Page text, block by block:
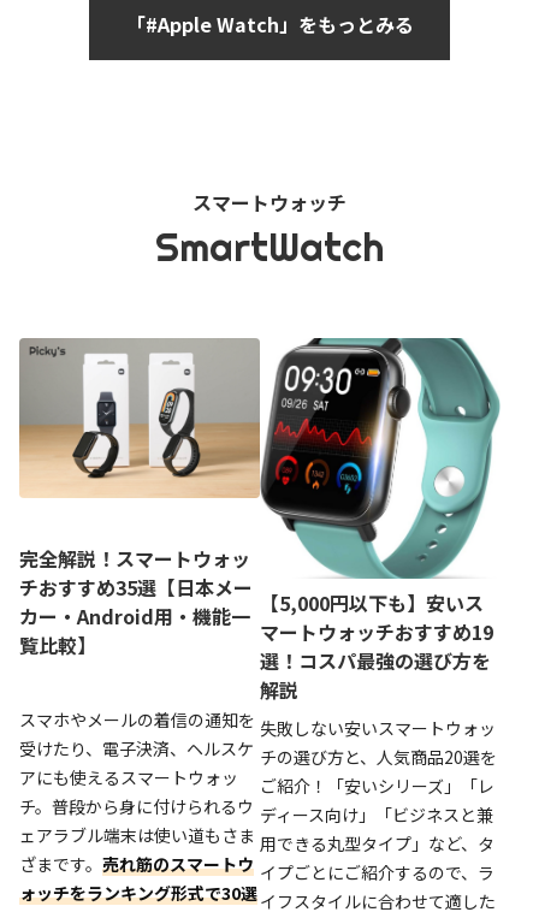
「#Apple Watch」をもっとみる
スマートウォッチ
SmartWatch
完全解説！スマートウォッ
チおすすめ35選【日本メー
カー・Android用・機能一
覧比較】
スマホやメールの着信の通知を
受けたり、電子決済、ヘルスケ
アにも使えるスマートウォッ
チ。普段から身に付けられるウ
ェアラブル端末は使い道もさま
ざまです。 売れ筋のスマートウ
ォッチをランキング形式で30選
【5,000円以下も】安いス
マートウォッチおすすめ19
選！コスパ最強の選び方を
解説
失敗しない安いスマートウォッ
チの選び方と、人気商品20選を
ご紹介！「安いシリーズ」「レ
ディース向け」「ビジネスと兼
用できる丸型タイプ」など、タ
イプごとにご紹介するので、ラ
イフスタイルに合わせて適した